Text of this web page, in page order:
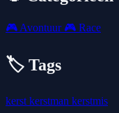
🎮 Avontuur 🎮 Race
🏷️ Tags
kerst kerstman kerstmis